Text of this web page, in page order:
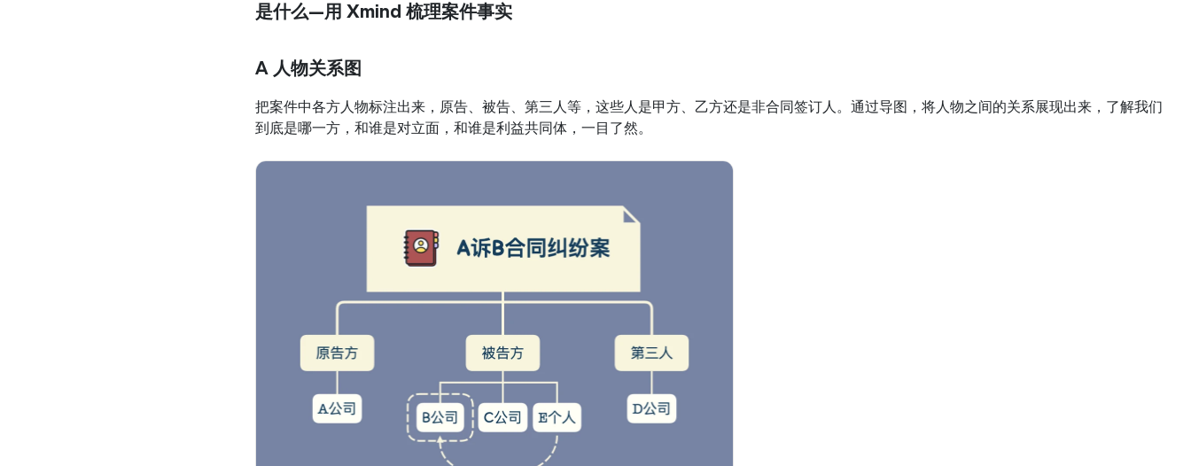
是什么—用 Xmind 梳理案件事实
A 人物关系图
把案件中各方人物标注出来，原告、被告、第三人等，这些人是甲方、乙方还是非合同签订人。通过导图，将人物之间的关系展现出来，了解我们
到底是哪一方，和谁是对立面，和谁是利益共同体，一目了然。